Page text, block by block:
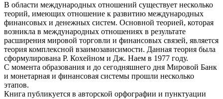
В области международных отношений существует несколько
теорий, имеющих отношение к развитию международных
финансовых и денежных систем. Основной теорией, которая
возникла в международных отношениях в результате
расширения мировой торговли и финансовых связей, является
теория комплексной взаимозависимости. Данная теория была
сформулирована Р. Кохейном и Дж. Наем в 1977 году.
С момента образования и до сегодняшнего дня Мировой Банк
и монетарная и финансовая системы прошли несколько
этапов.
Книга публикуется в авторской орфографии и пунктуации